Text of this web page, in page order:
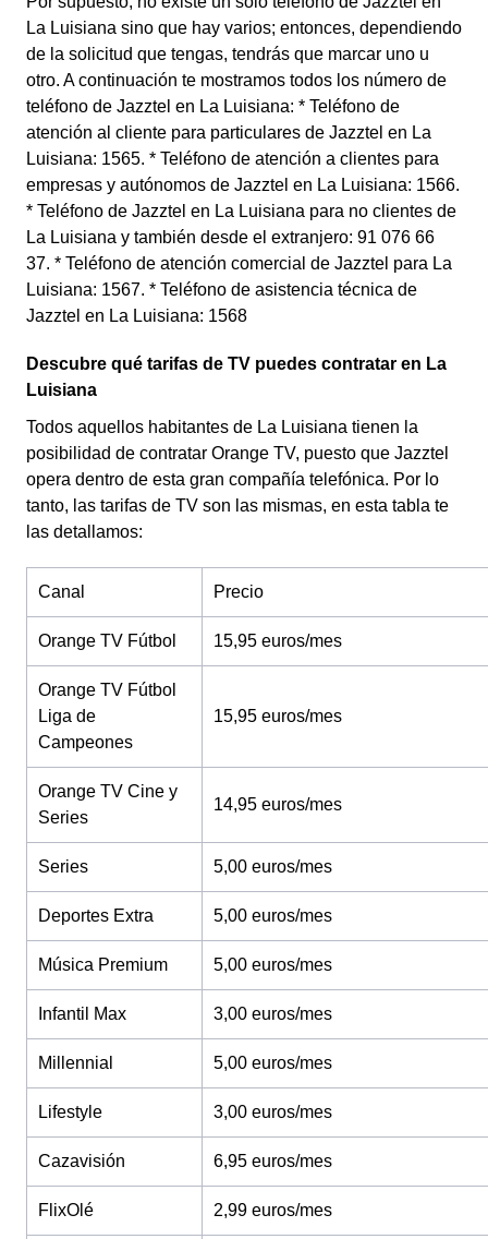
La Luisiana sino que hay varios; entonces, dependiendo
de la solicitud que tengas, tendrás que marcar uno u
otro. A continuación te mostramos todos los número de
teléfono de Jazztel en La Luisiana: * Teléfono de
atención al cliente para particulares de Jazztel en La
Luisiana: 1565. * Teléfono de atención a clientes para
empresas y autónomos de Jazztel en La Luisiana: 1566.
* Teléfono de Jazztel en La Luisiana para no clientes de
La Luisiana y también desde el extranjero: 91 076 66
37. * Teléfono de atención comercial de Jazztel para La
Luisiana: 1567. * Teléfono de asistencia técnica de
Jazztel en La Luisiana: 1568
Descubre qué tarifas de TV puedes contratar en La
Luisiana
Todos aquellos habitantes de La Luisiana tienen la
posibilidad de contratar Orange TV, puesto que Jazztel
opera dentro de esta gran compañía telefónica. Por lo
tanto, las tarifas de TV son las mismas, en esta tabla te
las detallamos:
Canal Precio
Orange TV Fútbol 15,95 euros/mes
Orange TV Fútbol
Liga de
Campeones
15,95 euros/mes
Orange TV Cine y
Series
14,95 euros/mes
Series 5,00 euros/mes
Deportes Extra 5,00 euros/mes
Música Premium 5,00 euros/mes
Infantil Max 3,00 euros/mes
Millennial 5,00 euros/mes
Lifestyle 3,00 euros/mes
Cazavisión 6,95 euros/mes
FlixOlé 2,99 euros/mes